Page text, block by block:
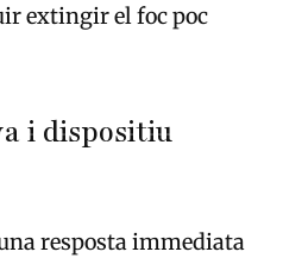
extingir el foc poc
i dispositiu
resposta immediata